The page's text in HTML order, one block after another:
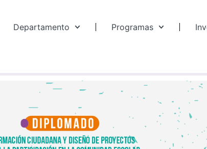
Departamento Programas